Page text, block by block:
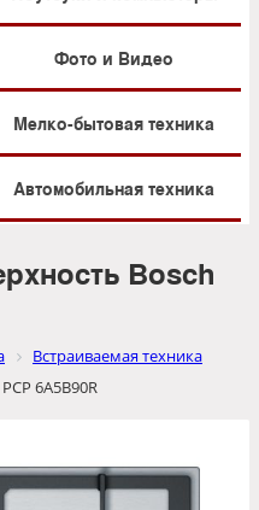
Фото и Видео
Мелко-бытовая техника
Автомобильная техника
Bosch
Встраиваемая техника
6A5B90R